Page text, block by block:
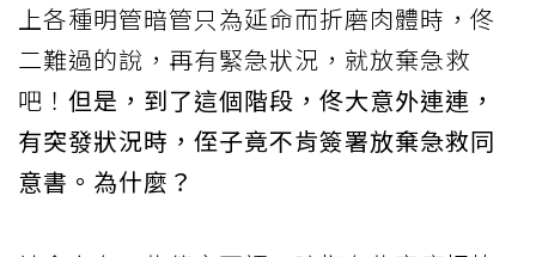
上各種明管暗管只為延命而折磨肉體時，佟
二難過的說，再有緊急狀況，就放棄急救
吧！ 但是，到了這個階段，佟大意外連連，
有突發狀況時，侄子竟不肯簽署放棄急救同
意書。為什麼？